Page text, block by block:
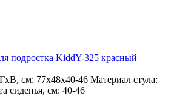
подростка KiddY-325 красный
см: 77х48х40-46 Материал стула:
сиденья, см: 40-46